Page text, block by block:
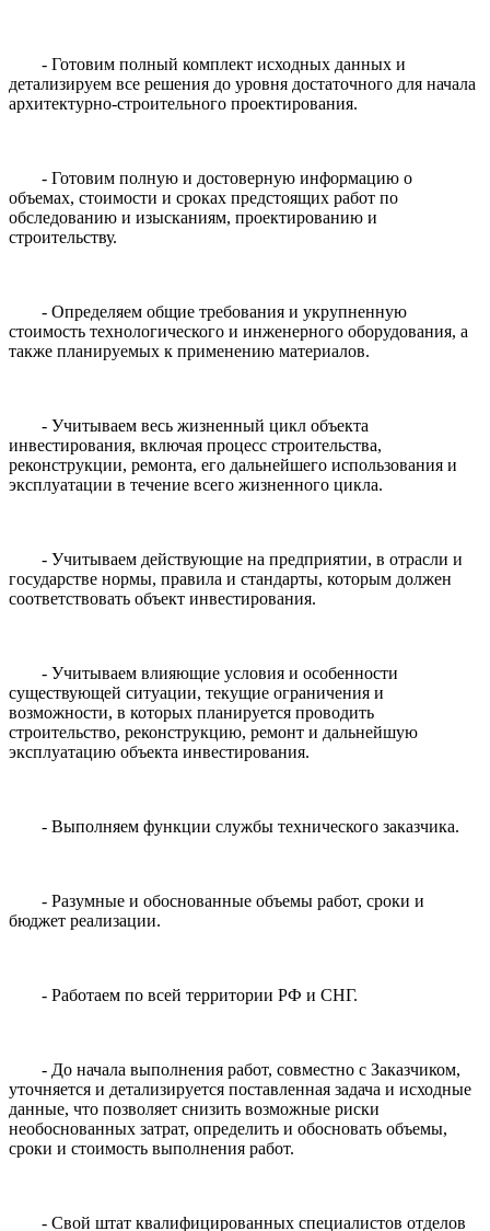
- Готовим полный комплект исходных данных и
детализируем все решения до уровня достаточного для начала
архитектурно-строительного проектирования.
- Готовим полную и достоверную информацию о
объемах, стоимости и сроках предстоящих работ по
обследованию и изысканиям, проектированию и
строительству.
- Определяем общие требования и укрупненную
стоимость технологического и инженерного оборудования, а
также планируемых к применению материалов.
- Учитываем весь жизненный цикл объекта
инвестирования, включая процесс строительства,
реконструкции, ремонта, его дальнейшего использования и
эксплуатации в течение всего жизненного цикла.
- Учитываем действующие на предприятии, в отрасли и
государстве нормы, правила и стандарты, которым должен
соответствовать объект инвестирования.
- Учитываем влияющие условия и особенности
существующей ситуации, текущие ограничения и
возможности, в которых планируется проводить
строительство, реконструкцию, ремонт и дальнейшую
эксплуатацию объекта инвестирования.
- Выполняем функции службы технического заказчика.
- Разумные и обоснованные объемы работ, сроки и
бюджет реализации.
- Работаем по всей территории РФ и СНГ.
- До начала выполнения работ, совместно с Заказчиком,
уточняется и детализируется поставленная задача и исходные
данные, что позволяет снизить возможные риски
необоснованных затрат, определить и обосновать объемы,
сроки и стоимость выполнения работ.
- Свой штат квалифицированных специалистов отделов